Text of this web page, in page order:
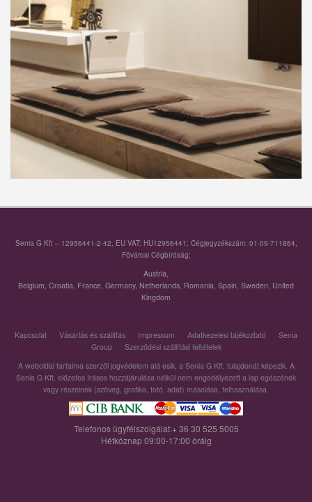
Senia G Kft – 12956441-2-42, EU VAT: HU12956441; Cégjegyzékszám: 01-09-711864,
Fővárosi Cégbíróság;
Austria,
Belgium, Croatia, France, Germany, Netherlands, Romania, Spain, Sweden, United
Kingdom
Kapcsolat Vásárlás és szállítás Impressum Adatkezelési tájékoztató
Senia
Group
Szerződési szállítási feltételek
A weboldal tartalma szerzői jogvédelem alá esik, a Senia G Kft. tulajdonát képezik. A
Senia G Kft. előzetes írásos hozzájárulása nélkül nem engedélyezett a lap egészének
vagy részeinek (szöveg, grafika, fotó, adat) másolása, felhasználása.
Telefonos ügyfélszolgálat:+ 36 30 525 5005
Hétköznap 09:00-17:00 óráig